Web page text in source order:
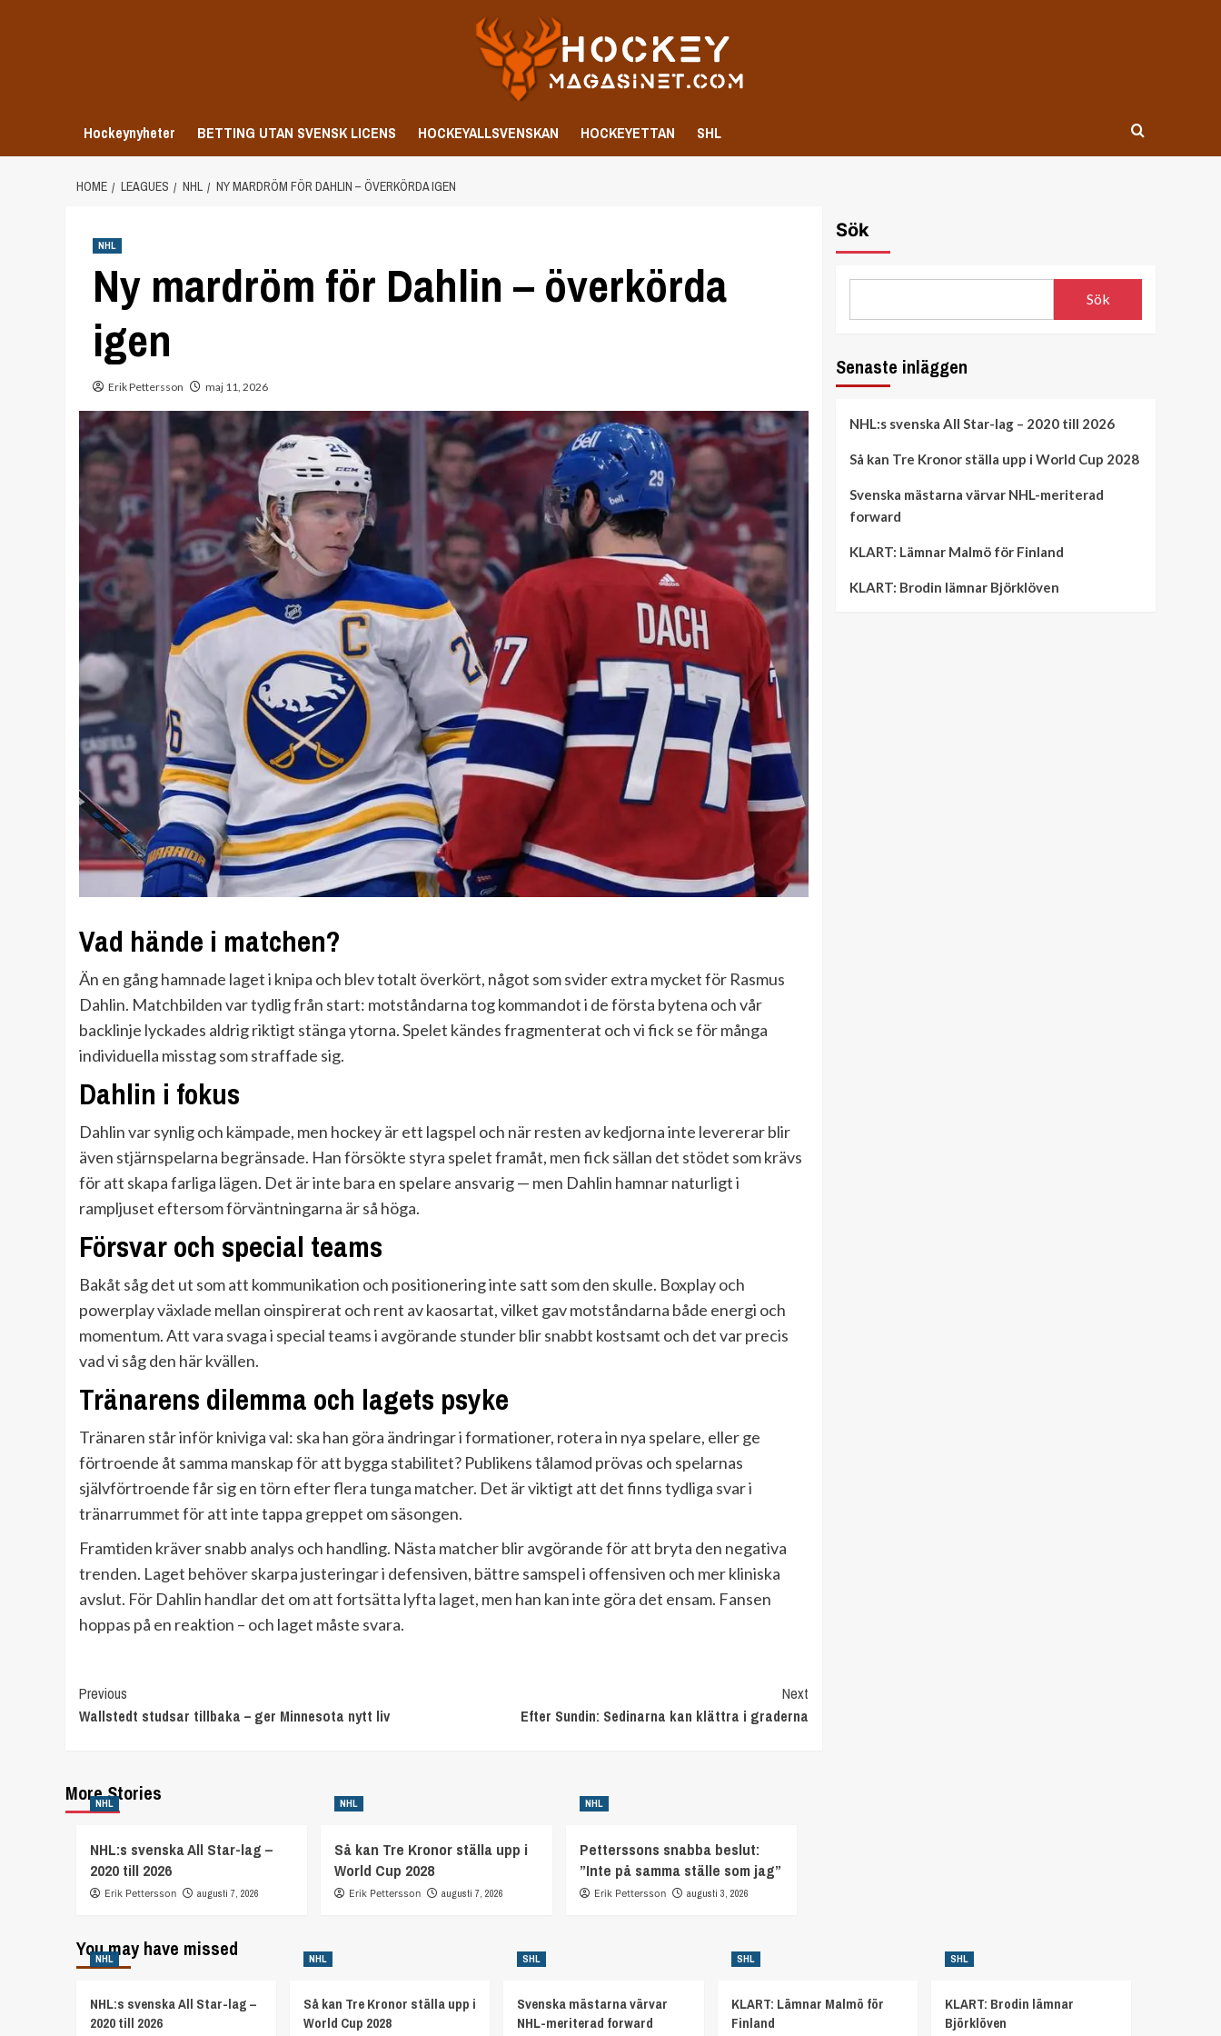
Hockeynyheter BETTING UTAN SVENSK LICENS HOCKEYALLSVENSKAN HOCKEYETTAN SHL
HOME LEAGUES NHL NY MARDRÖM FÖR DAHLIN – ÖVERKÖRDA IGEN
NHL
Ny mardröm för Dahlin – överkörda
igen
Erik Pettersson maj 11, 2026
Vad hände i matchen?
Än en gång hamnade laget i knipa och blev totalt överkört, något som svider extra mycket för Rasmus
Dahlin. Matchbilden var tydlig från start: motståndarna tog kommandot i de första bytena och vår
backlinje lyckades aldrig riktigt stänga ytorna. Spelet kändes fragmenterat och vi fick se för många
individuella misstag som straffade sig.
Dahlin i fokus
Dahlin var synlig och kämpade, men hockey är ett lagspel och när resten av kedjorna inte levererar blir
även stjärnspelarna begränsade. Han försökte styra spelet framåt, men fick sällan det stödet som krävs
för att skapa farliga lägen. Det är inte bara en spelare ansvarig — men Dahlin hamnar naturligt i
rampljuset eftersom förväntningarna är så höga.
Försvar och special teams
Bakåt såg det ut som att kommunikation och positionering inte satt som den skulle. Boxplay och
powerplay växlade mellan oinspirerat och rent av kaosartat, vilket gav motståndarna både energi och
momentum. Att vara svaga i special teams i avgörande stunder blir snabbt kostsamt och det var precis
vad vi såg den här kvällen.
Tränarens dilemma och lagets psyke
Tränaren står inför kniviga val: ska han göra ändringar i formationer, rotera in nya spelare, eller ge
förtroende åt samma manskap för att bygga stabilitet? Publikens tålamod prövas och spelarnas
självförtroende får sig en törn efter flera tunga matcher. Det är viktigt att det finns tydliga svar i
tränarrummet för att inte tappa greppet om säsongen.
Framtiden kräver snabb analys och handling. Nästa matcher blir avgörande för att bryta den negativa
trenden. Laget behöver skarpa justeringar i defensiven, bättre samspel i offensiven och mer kliniska
avslut. För Dahlin handlar det om att fortsätta lyfta laget, men han kan inte göra det ensam. Fansen
hoppas på en reaktion – och laget måste svara.
Continue
Reading
Previous
Wallstedt studsar tillbaka – ger Minnesota nytt liv
Next
Efter Sundin: Sedinarna kan klättra i graderna
More Stories
NHL
NHL:s svenska All Star-lag –
2020 till 2026
Erik Pettersson augusti 7, 2026
NHL
Så kan Tre Kronor ställa upp i
World Cup 2028
Erik Pettersson augusti 7, 2026
NHL
Petterssons snabba beslut:
”Inte på samma ställe som jag”
Erik Pettersson augusti 3, 2026
Sök
Sök
Senaste inläggen
NHL:s svenska All Star-lag – 2020 till 2026
Så kan Tre Kronor ställa upp i World Cup 2028
Svenska mästarna värvar NHL-meriterad
forward
KLART: Lämnar Malmö för Finland
KLART: Brodin lämnar Björklöven
You may have missed
NHL
NHL:s svenska All Star-lag –
2020 till 2026
NHL
Så kan Tre Kronor ställa upp i
World Cup 2028
SHL
Svenska mästarna värvar
NHL-meriterad forward
SHL
KLART: Lämnar Malmö för
Finland
SHL
KLART: Brodin lämnar
Björklöven